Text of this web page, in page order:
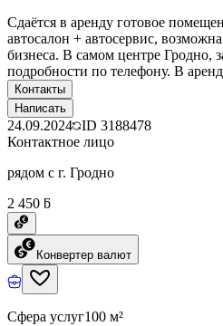
Сдаётся в аренду готовое
автосалон + автосервис,
бизнеса. В самом центре Гродно,
подробности по телефону. В
Контакты
Написать
24.09.2024 ID 3188478
Контактное лицо
рядом с г. Гродно
2 450 ƃ
Конвертер валют
Сфера услуг100 м²